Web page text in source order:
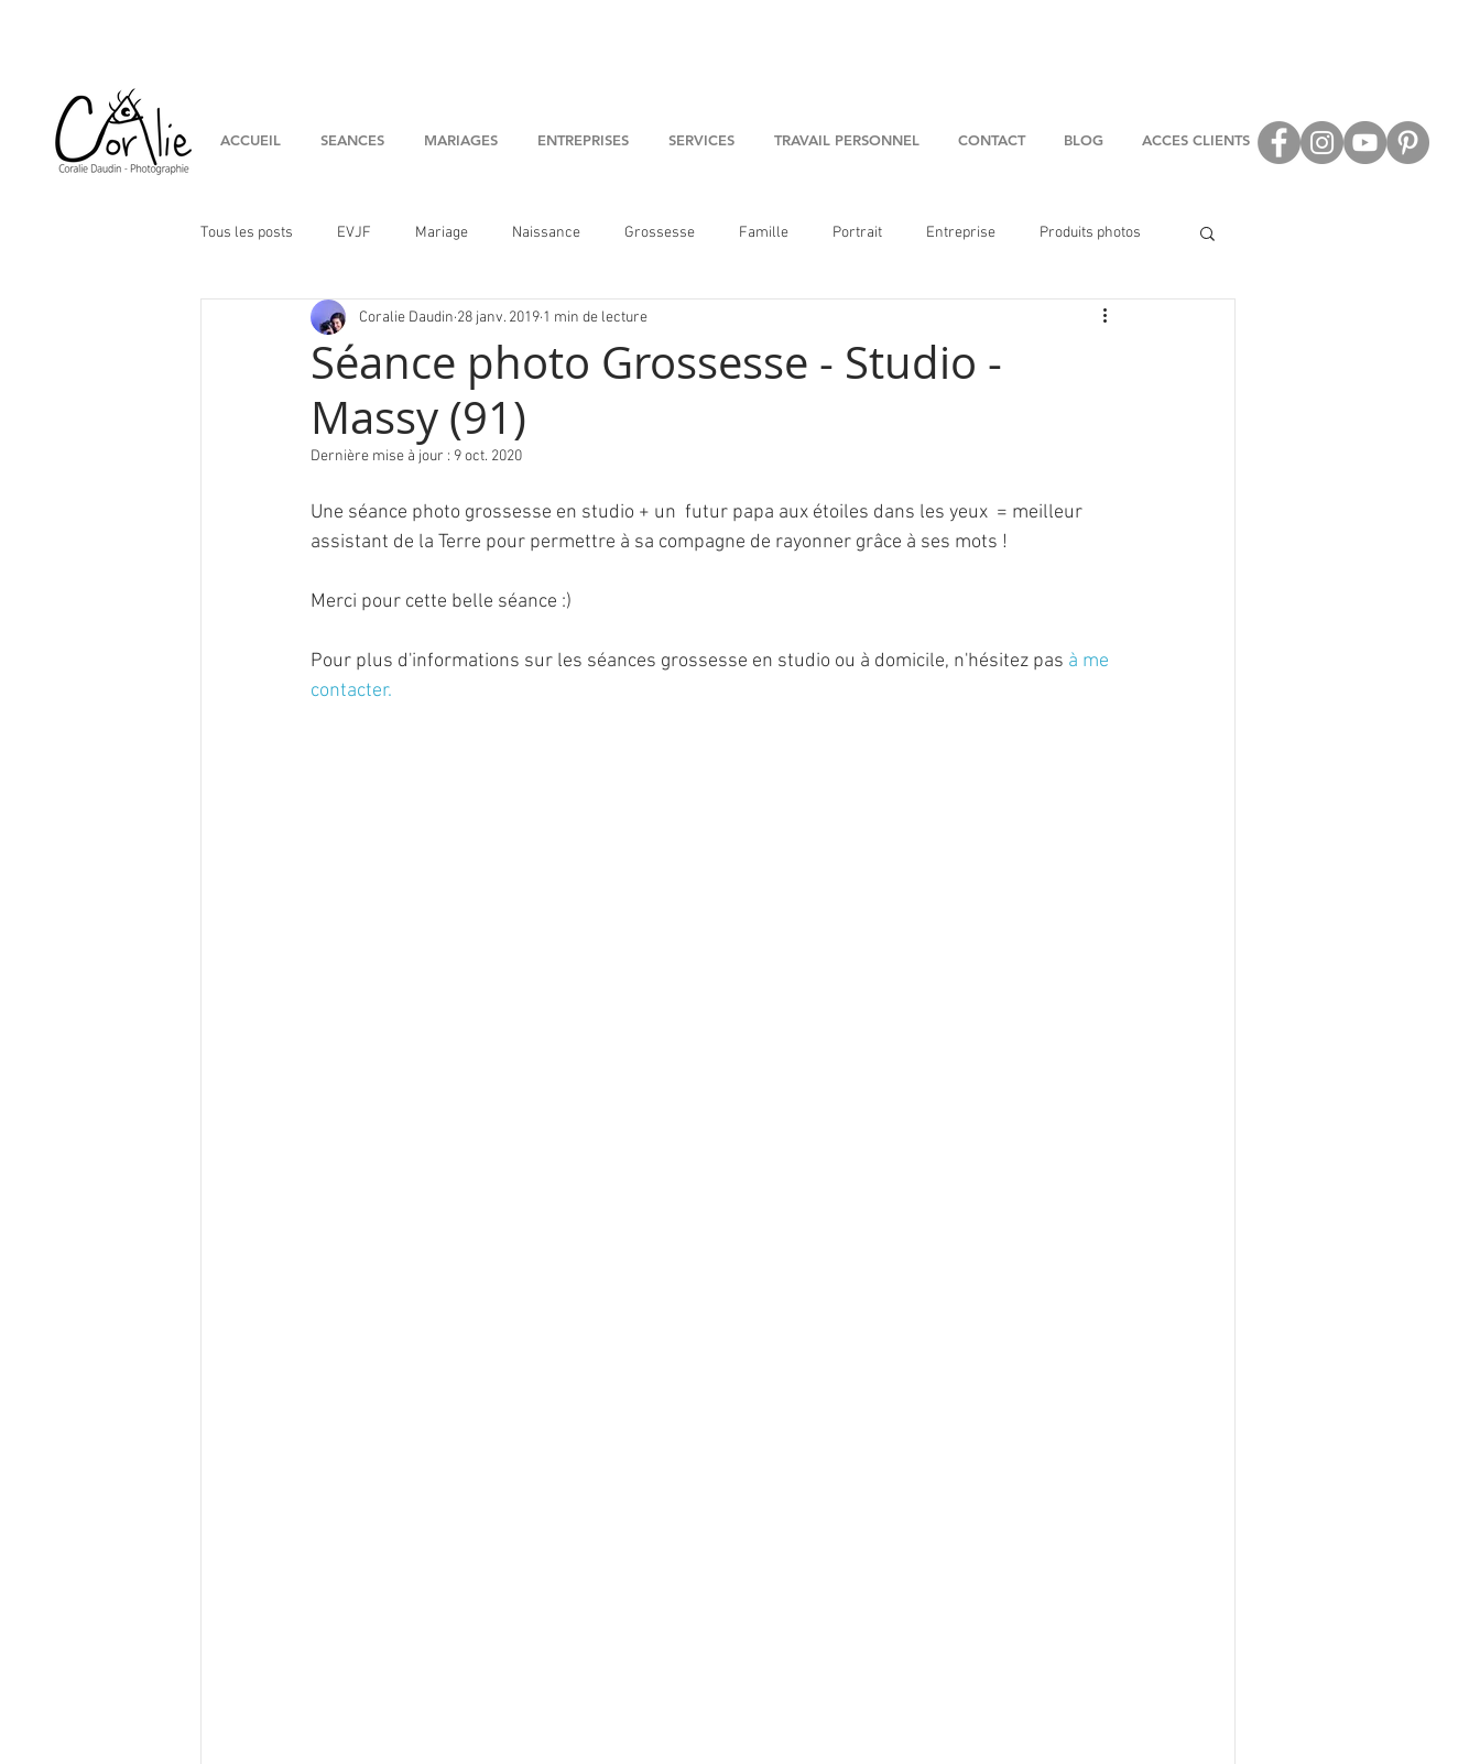
ACCUEIL SEANCES MARIAGES ENTREPRISES SERVICES TRAVAIL PERSONNEL CONTACT BLOG ACCES CLIENTS
Tous les posts EVJF Mariage Naissance Grossesse Famille Portrait Entreprise Produits photos
Conseils Artistes
Séance photo Grossesse - Studio -
Massy (91)
Coralie Daudin 28 janv. 2019 1 min de lecture
Dernière mise à jour : 9 oct. 2020
Une séance photo grossesse en studio + un  futur papa aux étoiles dans les yeux  = meilleur
assistant de la Terre pour permettre à sa compagne de rayonner grâce à ses mots !
Merci pour cette belle séance :)
Pour plus d'informations sur les séances grossesse en studio ou à domicile, n'hésitez pas à me
contacter.